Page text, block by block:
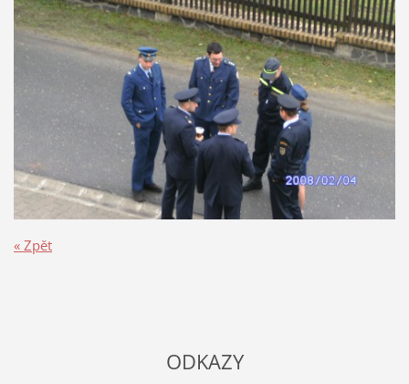
« Zpět
ODKAZY